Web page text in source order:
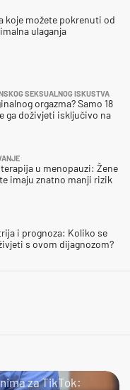
SEKSUALNOG ISKUSTVA
orgazma? Samo 18
ga doživjeti isključivo na
u menopauzi: Žene
imaju znatno manji rizik
i prognoza: Koliko se
s ovom dijagnozom?
koje možete pokrenuti od
ulaganja
za TikTok: